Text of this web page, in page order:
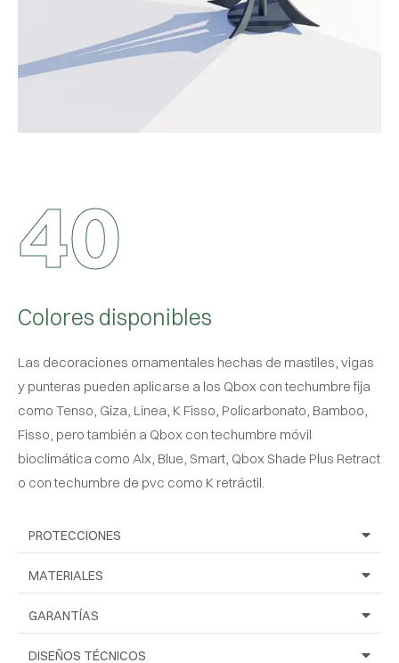
40
Colores disponibles
Las decoraciones ornamentales hechas de mastiles, vigas
y punteras pueden aplicarse a los Qbox con techumbre fija
como Tenso, Giza, Linea, K Fisso, Policarbonato, Bamboo,
Fisso, pero también a Qbox con techumbre móvil
bioclimática como Alx, Blue, Smart, Qbox Shade Plus Retract
o con techumbre de pvc como K retráctil.
PROTECCIONES
MATERIALES
GARANTÍAS
DISEÑOS TÉCNICOS